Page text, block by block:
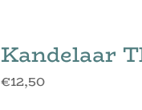
Kandelaar
€12,50